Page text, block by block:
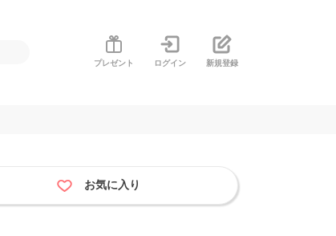
プレゼント ログイン 新規登録
お気に入り